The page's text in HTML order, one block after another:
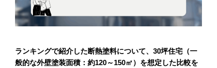
ランキングで紹介した断熱塗料について、30坪住宅（一
般的な外壁塗装面積：約120～150㎡）を想定した比較を